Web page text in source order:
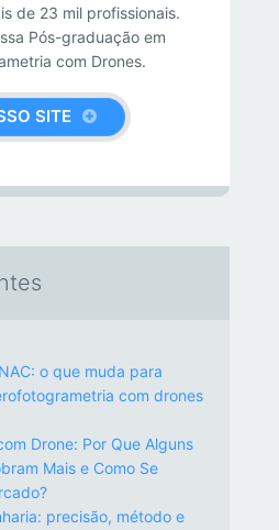
de 23 mil profissionais.
Pós-graduação em
com Drones.
SITE
o que muda para
com drones
Drone: Por Que Alguns
Mais e Como Se
precisão, método e